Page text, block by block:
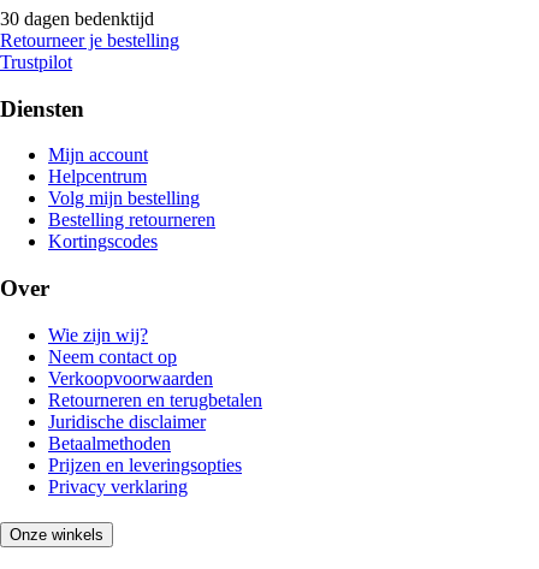
30 dagen bedenktijd
Retourneer je bestelling
Trustpilot
Diensten
Mijn account
Helpcentrum
Volg mijn bestelling
Bestelling retourneren
Kortingscodes
Over
Wie zijn wij?
Neem contact op
Verkoopvoorwaarden
Retourneren en terugbetalen
Juridische disclaimer
Betaalmethoden
Prijzen en leveringsopties
Privacy verklaring
Onze winkels